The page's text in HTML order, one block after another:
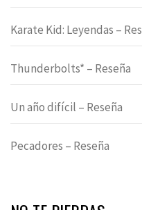
Karate Kid: Leyendas –
Thunderbolts* – Reseña
Un año difícil – Reseña
Pecadores – Reseña